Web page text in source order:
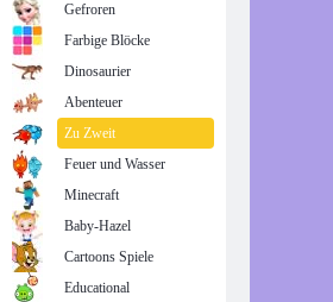
Gefroren
Farbige Blöcke
Dinosaurier
Abenteuer
Zu Zweit
Feuer und Wasser
Minecraft
Baby-Hazel
Cartoons Spiele
Educational